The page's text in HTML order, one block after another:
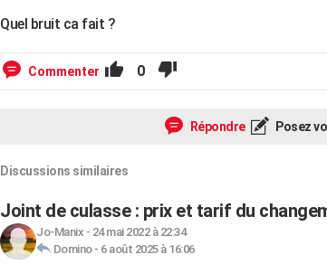
Quel bruit ca fait ?
Commenter 0
Répondre Posez
Discussions similaires
Joint de culasse : prix et tarif du
Jo-Manix - 24 mai 2022 à 22:34
Domino- 6 août 2025 à 16:06